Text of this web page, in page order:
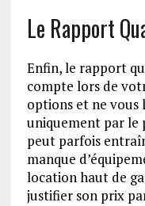
Le Rapport
Enfin, le rapport
compte lors de
options et ne vous
uniquement par le
peut parfois
manque
location haut de
justifier son prix